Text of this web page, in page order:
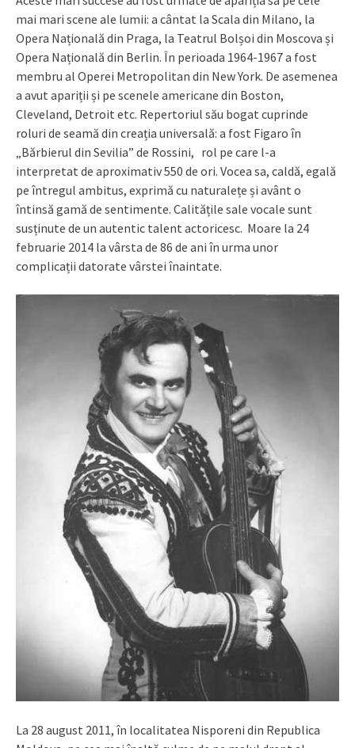
mai mari scene ale lumii: a cântat la Scala din Milano, la
Opera Națională din Praga, la Teatrul Bolșoi din Moscova și
Opera Națională din Berlin. În perioada 1964-1967 a fost
membru al Operei Metropolitan din New York. De asemenea
a avut apariții și pe scenele americane din Boston,
Cleveland, Detroit etc. Repertoriul său bogat cuprinde
roluri de seamă din creația universală: a fost Figaro în
„Bărbierul din Sevilia” de Rossini, rol pe care l-a
interpretat de aproximativ 550 de ori. Vocea sa, caldă, egală
pe întregul ambitus, exprimă cu naturalețe și avânt o
întinsă gamă de sentimente. Calitățile sale vocale sunt
susținute de un autentic talent actoricesc. Moare la 24
februarie 2014 la vârsta de 86 de ani în urma unor
complicații datorate vârstei înaintate.
La 28 august 2011, în localitatea Nisporeni din Republica